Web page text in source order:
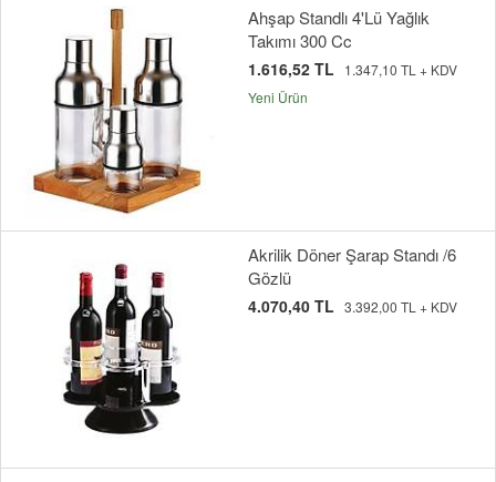
Ahşap Standlı 4'Lü Yağlık
Takımı 300 Cc
1.616,52 TL
1.347,10 TL + KDV
Yeni Ürün
Akrilik Döner Şarap Standı /6
Gözlü
4.070,40 TL 3.392,00 TL + KDV